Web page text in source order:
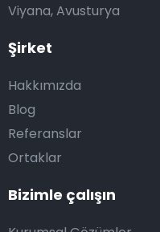
Şirket
Hakkımızda
Blog
Referanslar
Ortaklar
Bizimle çalışın
Viyana, Avusturya